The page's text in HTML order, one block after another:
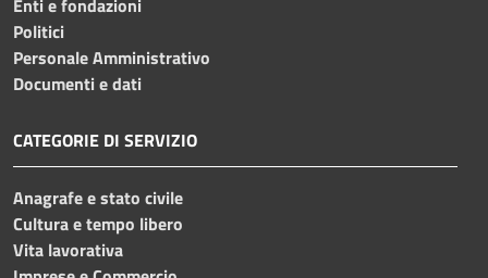
Enti e fondazioni
Politici
Personale Amministrativo
Documenti e dati
CATEGORIE DI SERVIZIO
Anagrafe e stato civile
Cultura e tempo libero
Vita lavorativa